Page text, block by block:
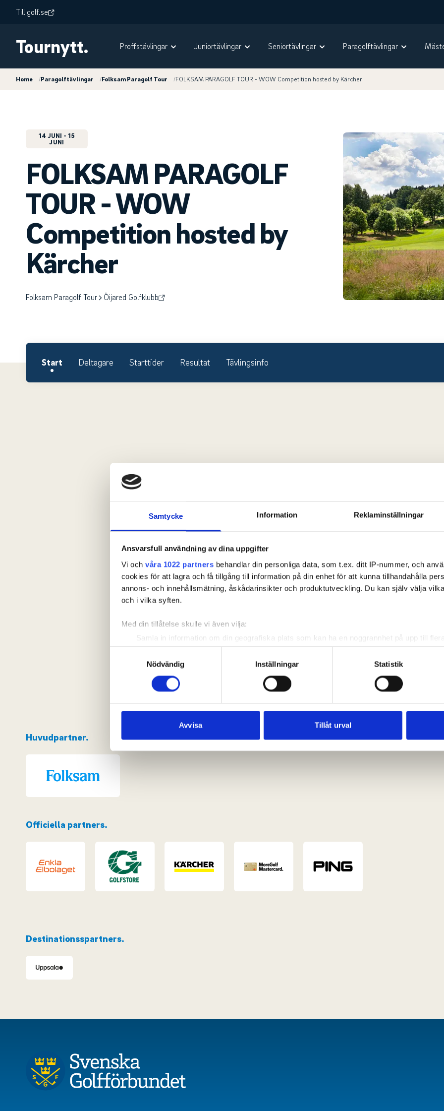
Samtycke Information Reklaminställningar
Ansvarsfull användning av dina uppgifter
Vi och våra 1022 partners behandlar din personliga data, som t.ex. ditt IP-nummer, och
cookies för att lagra och få tillgång till information på din enhet för att kunna tillhandahålla
annons- och innehållsmätning, åskådarinsikter och produktutveckling. Du kan själv välja
och i vilka syften.
Med din tillåtelse skulle vi även vilja:
Samla in information om din geografiska plats som kan ha en noggrannhet på upp till
Identifiera din enhet genom att aktivt skanna den för specifika kännetecken
Ta reda på mer om hur dina personliga uppgifter behandlas och ställ in dina preferenser i
eller dra tillbaka ditt samtycke när som helst från cookie-förklaringen.
sociala medier och analysera vår trafik. Vi vidarebefordrar även sådana identifierare och
till de sociala medier och annons- och analysföretag som vi samarbetar med. Dessa kan i
Nödvändig
Inställningar Statistik
Avvisa Tillåt urval
Till golf.se
Tournytt. Proffstävlingar Juniortävlingar Seniortävlingar Paragolftävlingar
Home /Paragolftävlingar /Folksam Paragolf Tour /FOLKSAM PARAGOLF TOUR - WOW Competition hosted by Kärcher
14 JUNI - 15
JUNI
FOLKSAM PARAGOLF
TOUR - WOW
Competition hosted by
Kärcher
Folksam Paragolf Tour Öijared Golfklubb
Start Deltagare Starttider Resultat Tävlingsinfo
Huvudpartner.
Officiella partners.
Destinationsspartners.